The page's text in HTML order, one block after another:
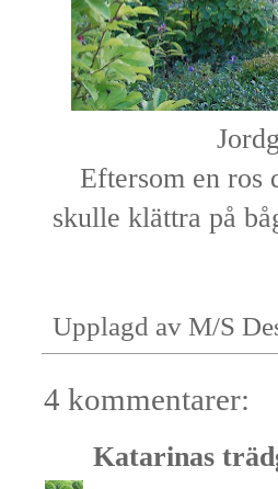
Eftersom en ros
skulle klättra på
Upplagd av M/S
4 kommentarer:
Katarinas